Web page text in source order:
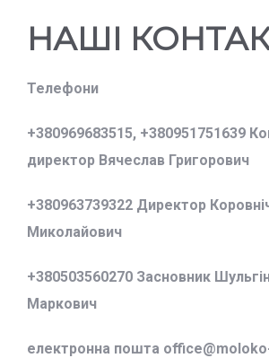
НАШІ
Телефони
+380969683515, +380951751639
директор Вячеслав Григорович
+380963739322 Директор
Миколайович
+380503560270 Засновник
Маркович
електронна пошта office@